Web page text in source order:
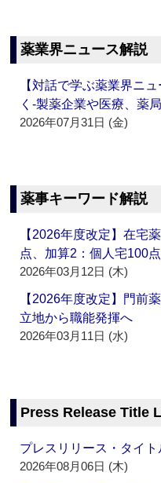
薬業界ニュース解説
【対話で学ぶ薬業界ニ
く‐製薬企業や医療、薬
2026年07月31日 (金)
薬事キーワード解説
【2026年度改定】在宅
点、加算2：個人宅100
2026年03月12日 (木)
【2026年度改定】門前
立地から職能発揮へ
2026年03月11日 (水)
Press Release Title
プレスリリース・タイ
2026年08月06日 (木)